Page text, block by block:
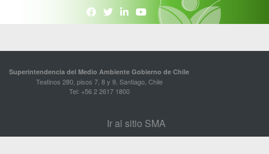
Superintendencia del Medio Ambiente Gobierno de Chile
Teatinos 280, pisos 7, 8 y 9, Santiago, Chile
Tel: +56 2 2617 1800
Ir al sitio SMA